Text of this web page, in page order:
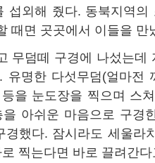
섭외해 줬다. 동북지역
때면 곳곳에서 이들을 만
무덤떼 구경에 나섰는데
유명한 다섯무덤(얼마전
을 눈도장을 찍으며 스
아쉬운 마음으로 구경
경했다. 잠시라도 세울라
찍는다면 바로 끌려간